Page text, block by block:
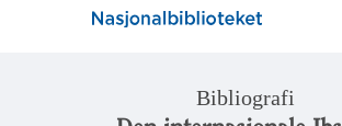
Bibliografi